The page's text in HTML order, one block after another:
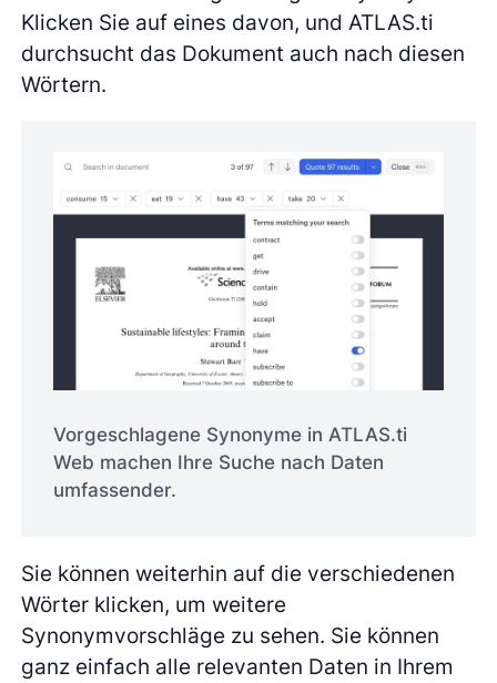
Klicken Sie auf eines davon, und ATLAS.ti
durchsucht das Dokument auch nach diesen
Wörtern.
Vorgeschlagene Synonyme in ATLAS.ti
Web machen Ihre Suche nach Daten
umfassender.
Sie können weiterhin auf die verschiedenen
Wörter klicken, um weitere
Synonymvorschläge zu sehen. Sie können
ganz einfach alle relevanten Daten in Ihrem